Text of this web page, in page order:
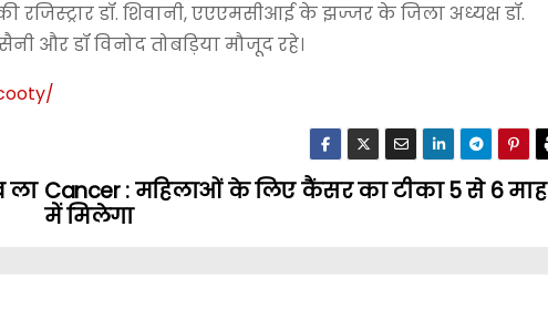
डॉ. शिवानी, एएएमसीआई के झज्जर के जिला अध्यक्ष डॉ.
और डॉ विनोद तोबड़िया मौजूद रहे।
/
Cancer : महिलाओं के लिए कैंसर का टीका 5 से 6 माह
में मिलेगा
ला